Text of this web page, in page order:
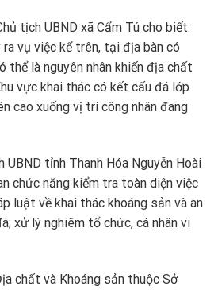
tịch UBND xã Cẩm Tú cho biết:
vụ việc kể trên, tại địa bàn có
thể là nguyên nhân khiến địa chất
vực khai thác có kết cấu đá lớp
cao xuống vị trí công nhân đang
UBND tỉnh Thanh Hóa Nguyễn Hoài
chức năng kiểm tra toàn diện việc
luật về khai thác khoáng sản và an
xử lý nghiêm tổ chức, cá nhân vi
chất và Khoáng sản thuộc Sở